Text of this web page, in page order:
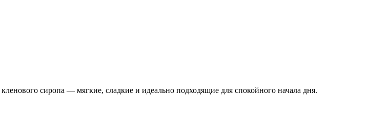
сиропа — мягкие, сладкие и идеально подходящие для спокойного начала дня.